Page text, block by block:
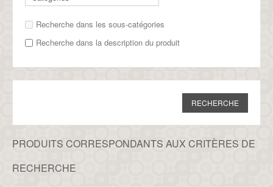
Recherche dans les sous-catégories
Recherche dans la description du produit
PRODUITS CORRESPONDANTS AUX CRITÈRES DE
RECHERCHE